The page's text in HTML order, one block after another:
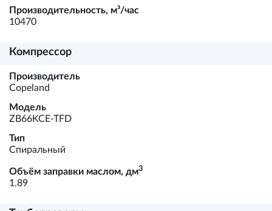
Производительность, м³/час
10470
Компрессор
Производитель
Copeland
Модель
ZB66KCE-TFD
Тип
Спиральный
Объём заправки маслом, дм3
1.89